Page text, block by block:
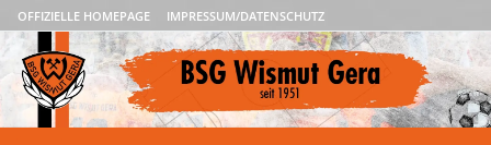
OFFIZIELLE HOMEPAGE IMPRESSUM/DATENSCHUTZ